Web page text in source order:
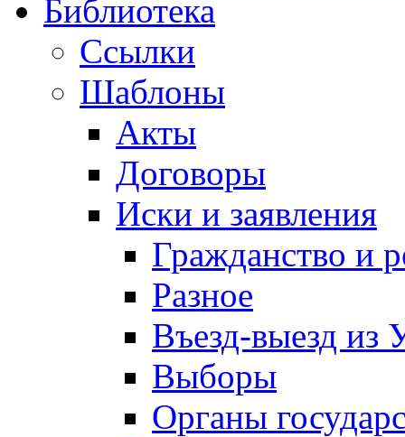
Библиотека
Ссылки
Шаблоны
Акты
Договоры
Иски и заявления
Гражданство и
Разное
Въезд-выезд из
Выборы
Органы